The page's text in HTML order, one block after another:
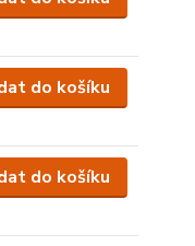
do košíku
do košíku